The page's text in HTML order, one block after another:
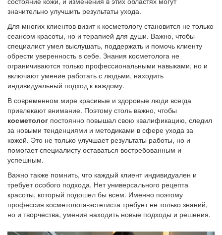
значительно улучшить результаты ухода.
Для многих клиентов визит к косметологу становится не только
сеансом красоты, но и терапией для души. Важно, чтобы
специалист умел выслушать, поддержать и помочь клиенту
обрести уверенность в себе. Знания косметолога не
ограничиваются только профессиональными навыками, но и
включают умение работать с людьми, находить
индивидуальный подход к каждому.
В современном мире красивые и здоровые люди всегда
привлекают внимание. Поэтому столь важно, чтобы
косметолог постоянно повышал свою квалификацию, следил
за новыми тенденциями и методиками в сфере ухода за
кожей. Это не только улучшает результаты работы, но и
помогает специалисту оставаться востребованным и
успешным.
Важно также помнить, что каждый клиент индивидуален и
требует особого подхода. Нет универсального рецепта
красоты, который подошел бы всем. Именно поэтому
профессия косметолога-эстетиста требует не только знаний,
но и творчества, умения находить новые подходы и решения.